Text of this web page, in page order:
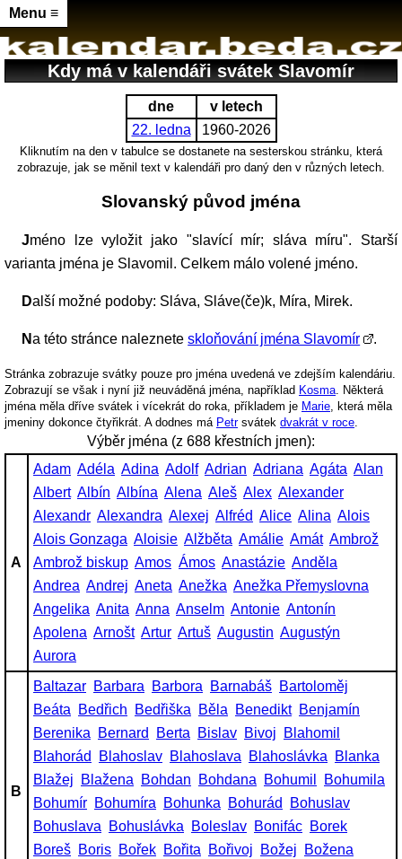
Menu ≡
Kdy má v kalendáři svátek Slavomír
dne
v letech
22. ledna
1960-2026
Kliknutím na den v tabulce se dostanete na sesterskou stránku, která
zobrazuje, jak se měnil text v kalendáři pro daný den v různých letech.
Slovanský původ jména
Jméno lze vyložit jako "slavící mír; sláva míru". Starší
varianta jména je Slavomil. Celkem málo volené jméno.
Další možné podoby: Sláva, Sláve(če)k, Míra, Mirek.
Na této stránce nalezneteskloňování jména Slavomír .
Stránka zobrazuje svátky pouze pro jména uvedená ve zdejším kalendáriu.
Zobrazují se však i nyní již neuváděná jména, například Kosma . Některá
jména měla dříve svátek i vícekrát do roka, příkladem je Marie , která měla
jmeniny dokonce čtyřikrát. A dodnes má Petrsvátek dvakrát v roce
Výběr jména (z 688 křestních jmen):
A
Adam Adéla Adina Adolf Adrian Adriana Agáta Alan
Albert Albín Albína Alena Aleš Alex Alexander
Alexandr Alexandra Alexej Alfréd Alice Alina Alois
Alois Gonzaga Aloisie Alžběta Amálie Amát Ambrož
Ambrož biskup Amos Ámos Anastázie Anděla
Andrea Andrej Aneta Anežka Anežka Přemyslovna
Angelika Anita Anna Anselm Antonie Antonín
Apolena Arnošt Artur Artuš Augustin Augustýn
Aurora
B
Baltazar Barbara Barbora Barnabáš Bartoloměj
Beáta
Bedřich Bedřiška Běla Benedikt Benjamín
Berenika
Bernard Berta Bislav Bivoj
Blahomil
Blahorád
Blahoslav Blahoslava Blahoslávka
Blanka
Blažej
Blažena Bohdan Bohdana Bohumil
Bohumila
Bohumír Bohumíra Bohunka Bohurád
Bohuslav
Bohuslava
Bohuslávka Boleslav Bonifác Borek
Boreš Boris Bořek Bořita Bořivoj Božej
Božena